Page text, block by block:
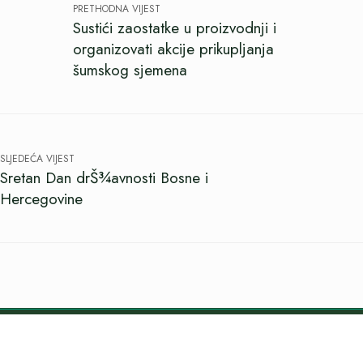
PRETHODNA VIJEST
Sustići zaostatke u proizvodnji i
organizovati akcije prikupljanja
šumskog sjemena
SLJEDEĆA VIJEST
Sretan Dan drŠ¾avnosti Bosne i
Hercegovine